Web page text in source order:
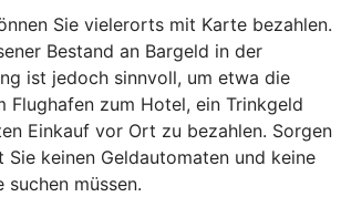
Sie vielerorts mit Karte bezahlen.
Bestand an Bargeld in der
ist jedoch sinnvoll, um etwa die
Flughafen zum Hotel, ein Trinkgeld
Einkauf vor Ort zu bezahlen. Sorgen
Sie keinen Geldautomaten und keine
suchen müssen.